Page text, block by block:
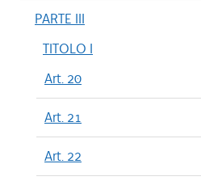
PARTE III
TITOLO I
Art. 20
Art. 21
Art. 22